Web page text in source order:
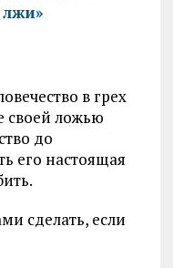
в грех
своей ложью
до
его настоящая
сделать, если